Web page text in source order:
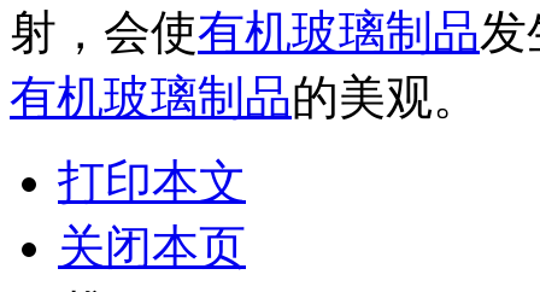
射，会使有机玻璃制品发
有机玻璃制品的美观。
打印本文
关闭本页